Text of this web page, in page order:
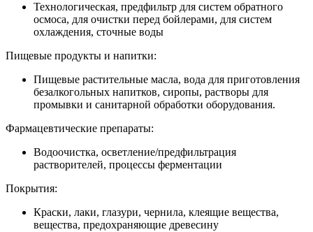
Технологическая, предфильтр для систем обратного
осмоса, для очистки перед бойлерами, для систем
охлаждения, сточные воды
Пищевые продукты и напитки:
Пищевые растительные масла, вода для приготовления
безалкогольных напитков, сиропы, растворы для
промывки и санитарной обработки оборудования.
Фармацевтические препараты:
Водоочистка, осветление/предфильтрация
растворителей, процессы ферментации
Покрытия:
Краски, лаки, глазури, чернила, клеящие вещества,
вещества, предохраняющие древесину